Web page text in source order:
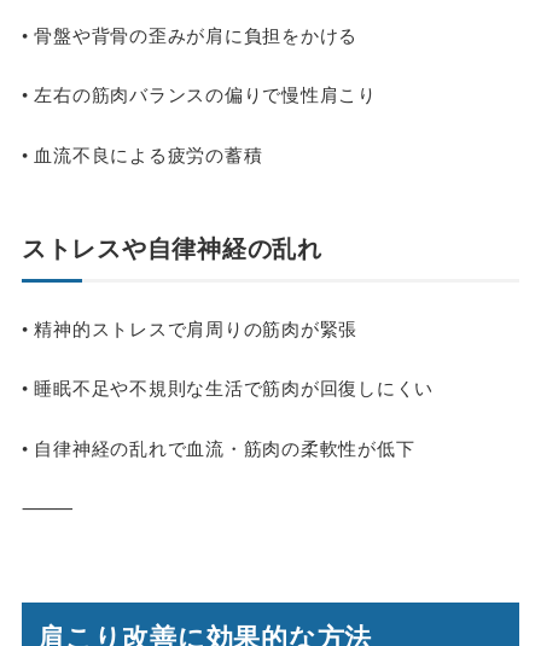
• 骨盤や背骨の歪みが肩に負担をかける
• 左右の筋肉バランスの偏りで慢性肩こり
• 血流不良による疲労の蓄積
ストレスや自律神経の乱れ
• 精神的ストレスで肩周りの筋肉が緊張
• 睡眠不足や不規則な生活で筋肉が回復しにくい
• 自律神経の乱れで血流・筋肉の柔軟性が低下
⸻
肩こり改善に効果的な方法